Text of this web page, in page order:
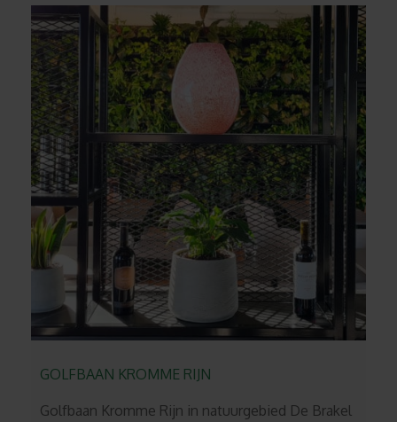
GOLFBAAN KROMME RIJN
Golfbaan Kromme Rijn in natuurgebied De Brakel